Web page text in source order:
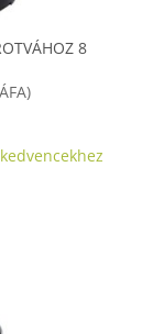
8